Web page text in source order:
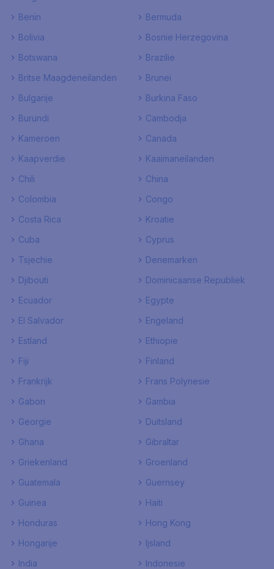
Benin
Bermuda
Bolivia
Bosnie Herzegovina
Botswana
Brazilie
Britse Maagdeneilanden
Brunei
Bulgarije
Burkina Faso
Burundi
Cambodja
Kameroen
Canada
Kaapverdie
Kaaimaneilanden
Chili
China
Colombia
Congo
Costa Rica
Kroatie
Cuba
Cyprus
Tsjechie
Denemarken
Djibouti
Dominicaanse Republiek
Ecuador
Egypte
El Salvador
Engeland
Estland
Ethiopie
Fiji
Finland
Frankrijk
Frans Polynesie
Gabon
Gambia
Georgie
Duitsland
Ghana
Gibraltar
Griekenland
Groenland
Guatemala
Guernsey
Guinea
Haiti
Honduras
Hong Kong
Hongarije
Ijsland
India
Indonesie